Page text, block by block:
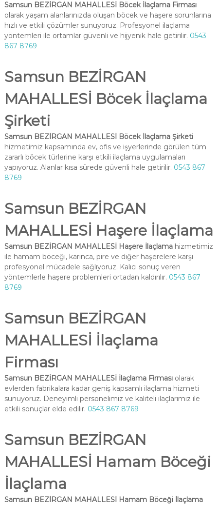
Samsun BEZİRGAN MAHALLESİ Böcek İlaçlama Firması
olarak yaşam alanlarınızda oluşan böcek ve haşere sorunlarına
hızlı ve etkili çözümler sunuyoruz. Profesyonel ilaçlama
yöntemleri ile ortamlar güvenli ve hijyenik hale getirilir. 0543
867 8769
Samsun BEZİRGAN
MAHALLESİ Böcek İlaçlama
Şirketi
Samsun BEZİRGAN MAHALLESİ Böcek İlaçlama Şirketi
hizmetimiz kapsamında ev, ofis ve işyerlerinde görülen tüm
zararlı böcek türlerine karşı etkili ilaçlama uygulamaları
yapıyoruz. Alanlar kısa sürede güvenli hale getirilir. 0543 867
8769
Samsun BEZİRGAN
MAHALLESİ Haşere İlaçlama
Samsun BEZİRGAN MAHALLESİ Haşere İlaçlamahizmetimiz
ile hamam böceği, karınca, pire ve diğer haşerelere karşı
profesyonel mücadele sağlıyoruz. Kalıcı sonuç veren
yöntemlerle haşere problemleri ortadan kaldırılır. 0543 867
8769
Samsun BEZİRGAN
MAHALLESİ İlaçlama
Firması
Samsun BEZİRGAN MAHALLESİ İlaçlama Firmasıolarak
evlerden fabrikalara kadar geniş kapsamlı ilaçlama hizmeti
sunuyoruz. Deneyimli personelimiz ve kaliteli ilaçlarımız ile
etkili sonuçlar elde edilir. 0543 867 8769
Samsun BEZİRGAN
MAHALLESİ Hamam Böceği
İlaçlama
Samsun BEZİRGAN MAHALLESİ Hamam Böceği İlaçlama